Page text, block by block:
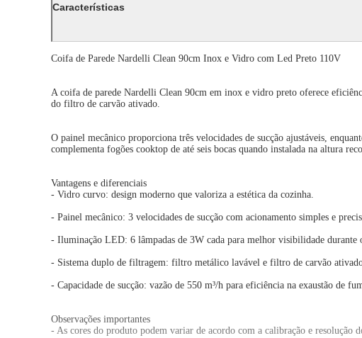
Características
Coifa de Parede Nardelli Clean 90cm Inox e Vidro com Led Preto 110V
A coifa de parede Nardelli Clean 90cm em inox e vidro preto oferece
do filtro de carvão ativado.
O painel mecânico proporciona três velocidades de sucção ajustáveis,
complementa fogões cooktop de até seis bocas quando instalada na altura
Vantagens e diferenciais
- Vidro curvo: design moderno que valoriza a estética da cozinha.
- Painel mecânico: 3 velocidades de sucção com acionamento simples e
- Iluminação LED: 6 lâmpadas de 3W cada para melhor visibilidade durante
- Sistema duplo de filtragem: filtro metálico lavável e filtro de carvão
- Capacidade de sucção: vazão de 550 m³/h para eficiência na exaustão de
Observações importantes
- As cores do produto podem variar de acordo com a calibração e resolução